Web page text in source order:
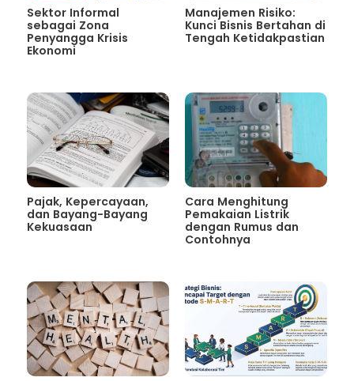
Sektor Informal
sebagai Zona
Penyangga Krisis
Ekonomi
Manajemen Risiko:
Kunci Bisnis Bertahan di
Tengah Ketidakpastian
Pajak, Kepercayaan,
dan Bayang-Bayang
Kekuasaan
Cara Menghitung
Pemakaian Listrik
dengan Rumus dan
Contohnya